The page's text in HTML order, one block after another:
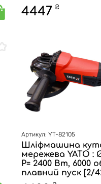
4447 ₴
Артикул: YT-82105
Шліфмашина
мережева YATO :
P= 2400 Вт, 6000
плавний пуск [2/